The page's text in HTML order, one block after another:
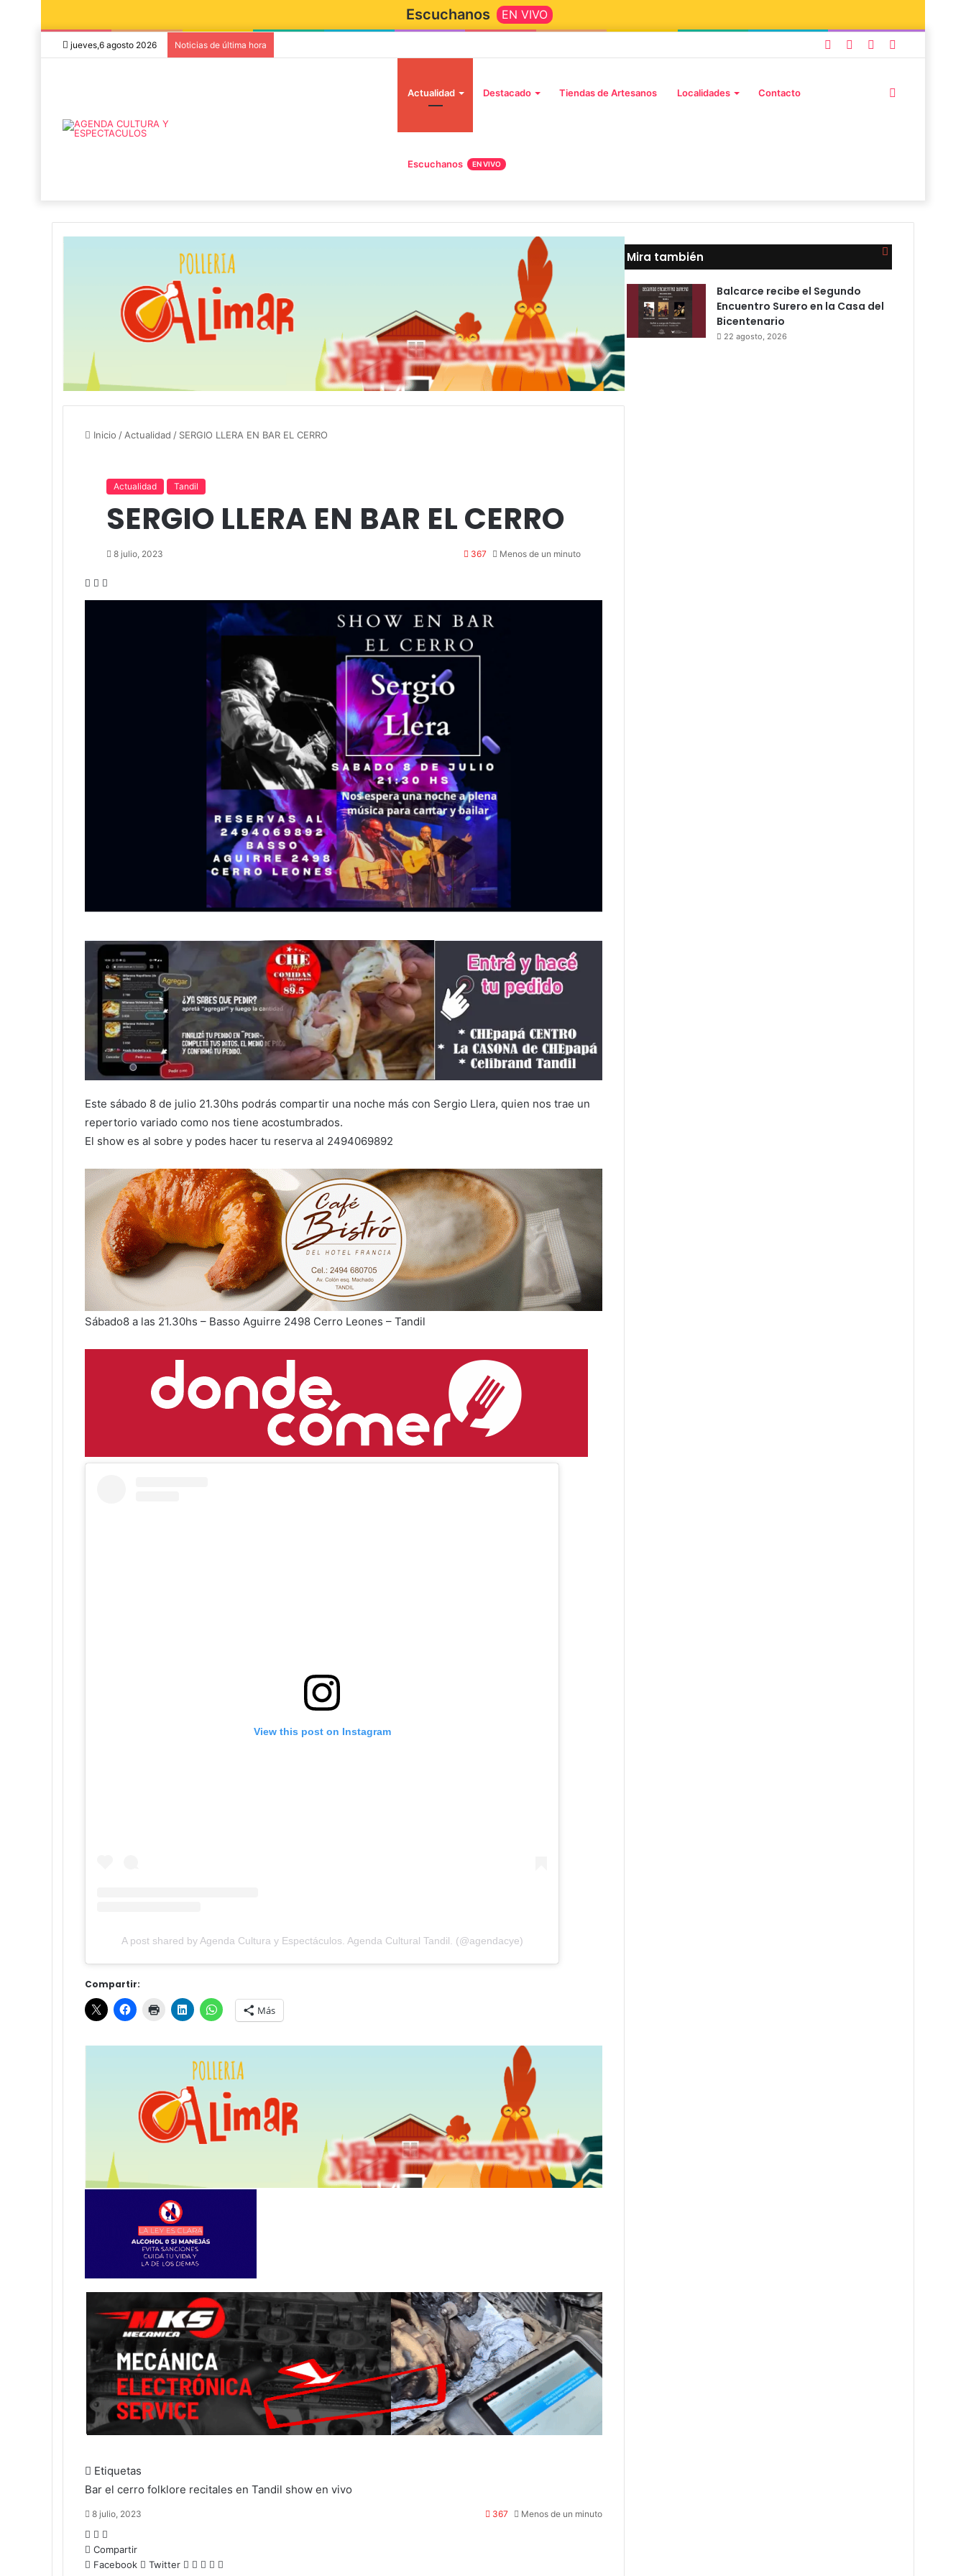
Escuchanos EN VIVO
jueves,6 agosto 2026 Noticias de última hora
Actualidad Destacado Tiendas de Artesanos Localidades Contacto
Escuchanos EN VIVO
Inicio / Actualidad / SERGIO LLERA EN BAR EL CERRO
Actualidad Tandil
SERGIO LLERA EN BAR EL CERRO
8 julio, 2023 367 Menos de un minuto
Este sábado 8 de julio 21.30hs podrás compartir una noche más con Sergio Llera, quien nos trae un
repertorio variado como nos tiene acostumbrados.
El show es al sobre y podes hacer tu reserva al 2494069892
Sábado8 a las 21.30hs – Basso Aguirre 2498 Cerro Leones – Tandil
View this post on Instagram
A post shared by Agenda Cultura y Espectáculos. Agenda Cultural Tandil. (@agendacye)
Compartir:
Más
Etiquetas
Bar el cerro folklore recitales en Tandil show en vivo
8 julio, 2023 367 Menos de un minuto
Compartir
Facebook
Twitter
Mira también
Balcarce recibe el Segundo
Encuentro Surero en la Casa del
Bicentenario
22 agosto, 2026